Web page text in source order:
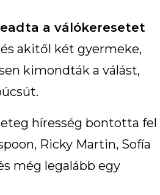
a válókeresetet
és akitől két gyermeke,
kimondták a válást,
híresség bontotta fel
Ricky Martin, Sofía
még legalább egy